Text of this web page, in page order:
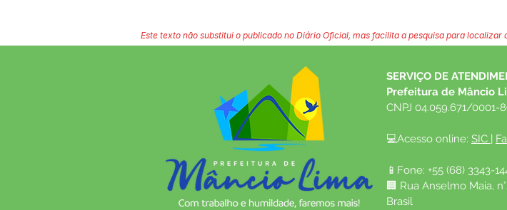
Este texto não substitui o publicado no Diário Oficial, mas facilita a pesquisa para localizar
SERVIÇO DE
Prefeitura de Mâncio
CNPJ 04.059.671/0001-
💻Acesso online: SIC |
📱Fone: +55 (68) 3343-
🏢 Rua Anselmo Maia,
Brasil